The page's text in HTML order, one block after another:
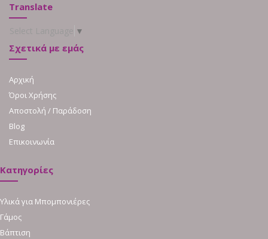
Translate
▼
Σχετικά με εμάς
Αρχική
Όροι Χρήσης
Αποστολή / Παράδοση
Blog
Επικοινωνία
Κατηγορίες
Υλικά για Μπομπονιέρες
Γάμος
Βάπτιση